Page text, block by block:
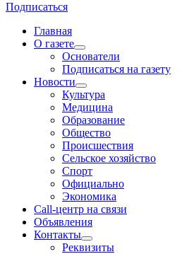
Подписаться
Главная
О газете
Основатели
Подписаться на газету
Новости
Культура
Медицина
Образование
Общество
Происшествия
Сельское хозяйство
Спорт
Официально
Экономика
Call-центр на связи
Объявления
Контакты
Реквизиты